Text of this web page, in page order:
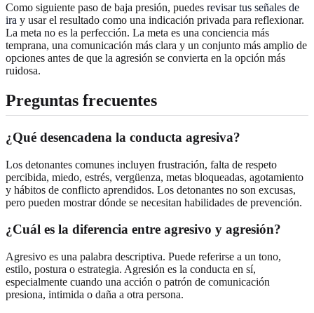
Como siguiente paso de baja presión, puedes revisar tus señales de
ira y usar el resultado como una indicación privada para reflexionar.
La meta no es la perfección. La meta es una conciencia más
temprana, una comunicación más clara y un conjunto más amplio de
opciones antes de que la agresión se convierta en la opción más
ruidosa.
Preguntas frecuentes
¿Qué desencadena la conducta agresiva?
Los detonantes comunes incluyen frustración, falta de respeto
percibida, miedo, estrés, vergüenza, metas bloqueadas, agotamiento
y hábitos de conflicto aprendidos. Los detonantes no son excusas,
pero pueden mostrar dónde se necesitan habilidades de prevención.
¿Cuál es la diferencia entre agresivo y agresión?
Agresivo es una palabra descriptiva. Puede referirse a un tono,
estilo, postura o estrategia. Agresión es la conducta en sí,
especialmente cuando una acción o patrón de comunicación
presiona, intimida o daña a otra persona.